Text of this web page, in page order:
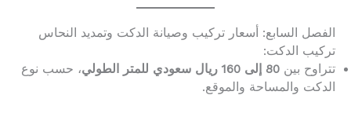
الفصل السابع: أسعار تركيب وصيانة الدكت وتمديد النحاس
تركيب الدكت:
تتراوح بين 80 إلى 160 ريال سعودي للمتر الطولي
، حسب نوع
الدكت والمساحة والموقع.